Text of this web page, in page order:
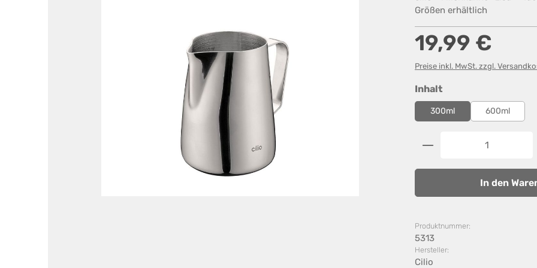
Größen erhältlich
Regulärer Preis:
19,99 €
Preise inkl. MwSt. zzgl.
Inhaltauswählen
300ml 600ml
Produkt Anzahl:
In den
Produktnummer:
5313
Hersteller:
Cilio